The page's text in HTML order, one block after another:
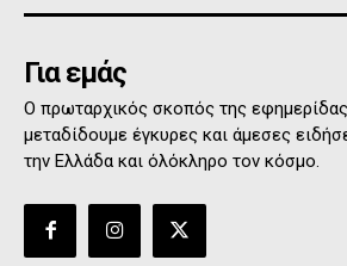
Για εμάς
Ο πρωταρχικός σκοπός της εφημερίδας
μεταδίδουμε έγκυρες και άμεσες
την Ελλάδα και όλόκληρο τον κόσμο.